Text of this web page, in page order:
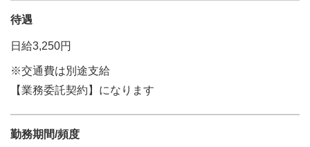
待遇
日給3,250円
※交通費は別途支給
【業務委託契約】になります
勤務期間/頻度